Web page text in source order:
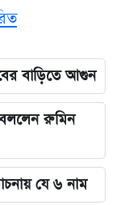
বাড়িতে আগুন
বললেন রুমিন
যে ৬ নাম